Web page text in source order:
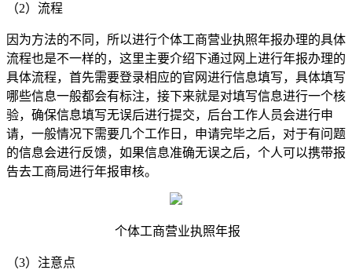
（2）流程
因为方法的不同，所以进行个体工商营业执照年报办理的具体
流程也是不一样的，这里主要介绍下通过网上进行年报办理的
具体流程，首先需要登录相应的官网进行信息填写，具体填写
哪些信息一般都会有标注，接下来就是对填写信息进行一个核
验，确保信息填写无误后进行提交，后台工作人员会进行申
请，一般情况下需要几个工作日，申请完毕之后，对于有问题
的信息会进行反馈，如果信息准确无误之后，个人可以携带报
告去工商局进行年报审核。
个体工商营业执照年报
（3）注意点